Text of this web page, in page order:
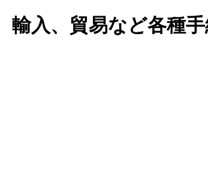
輸入、貿易など各種